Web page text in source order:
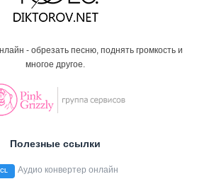
- обрезать песню, поднять громкость и
многое другое.
Полезные ссылки
CL Аудио конвертер онлайн